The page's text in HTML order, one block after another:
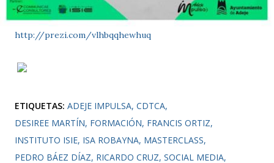
http://prezi.com/vlhbqqhewhuq
ETIQUETAS: ADEJE IMPULSA CDTCA
DESIREE MARTÍN FORMACIÓN FRANCIS ORTIZ
INSTITUTO ISIE ISA ROBAYNA MASTERCLASS
PEDRO BÁEZ DÍAZ RICARDO CRUZ SOCIAL MEDIA